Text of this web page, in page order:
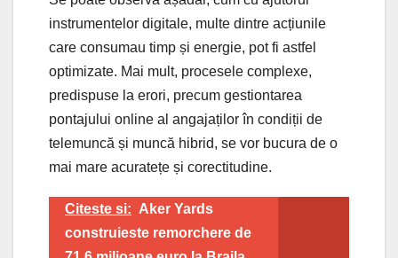
instrumentelor digitale, multe dintre acțiunile
care consumau timp și energie, pot fi astfel
optimizate. Mai mult, procesele complexe,
predispuse la erori, precum gestiontarea
pontajului online al angajaților în condiții de
telemuncă și muncă hibrid, se vor bucura de o
mai mare acuratețe și corectitudine.
Citeste si: Aker Yards
construieste remorchere de